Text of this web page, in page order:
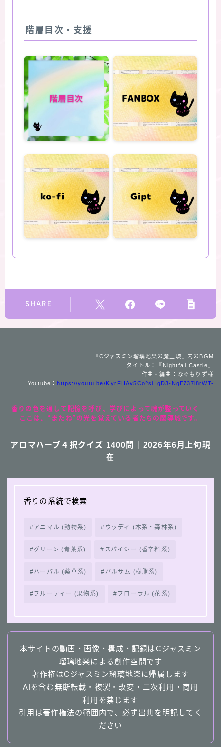
階層目次・支援
SHARE
『Cジャスミン瑠璃地楽の魔王城』内のBGM
タイトル：『Nightfall Castle』
作曲・編曲：なぐもりず様
Youtube：https://youtu.be/KlyrFHAv5Co?si=gD3-NgE737i8rWT-
香りの色を通して記憶を呼び、学びによって魂が整っていく──
ここは、“またね”の光を覚えている者たちの魔導城です。
アロマハーブ４択クイズ 1400問｜2026年6月上旬現
在
香りの系統で検索
アニマル (動物系) ウッディ (木系・森林系)
グリーン (青葉系) スパイシー (香辛料系)
ハーバル (薬草系) バルサム (樹脂系)
フルーティー (果物系) フローラル (花系)
本サイトの動画・画像・構成・記録はCジャスミン
瑠璃地楽による創作空間です
著作権はCジャスミン瑠璃地楽に帰属します
AIを含む無断転載・複製・改変・二次利用・商用
利用を禁じます
引用は著作権法の範囲内で、必ず出典を明記してく
ださい